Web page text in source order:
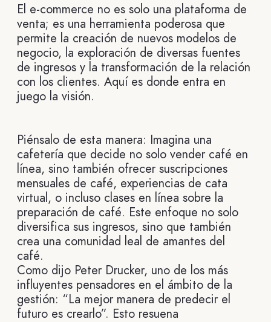
El e-commerce no es solo una plataforma de
venta; es una herramienta poderosa que
permite la creación de nuevos modelos de
negocio, la exploración de diversas fuentes
de ingresos y la transformación de la relación
con los clientes. Aquí es donde entra en
juego la visión.
Piénsalo de esta manera: Imagina una
cafetería que decide no solo vender café en
línea, sino también ofrecer suscripciones
mensuales de café, experiencias de cata
virtual, o incluso clases en línea sobre la
preparación de café. Este enfoque no solo
diversifica sus ingresos, sino que también
crea una comunidad leal de amantes del
café.
Como dijo Peter Drucker, uno de los más
influyentes pensadores en el ámbito de la
gestión: “La mejor manera de predecir el
futuro es crearlo”. Esto resuena